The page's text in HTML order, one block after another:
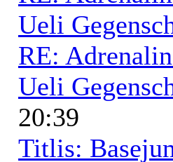
Ueli
RE:
Ueli
20:39
Titlis: